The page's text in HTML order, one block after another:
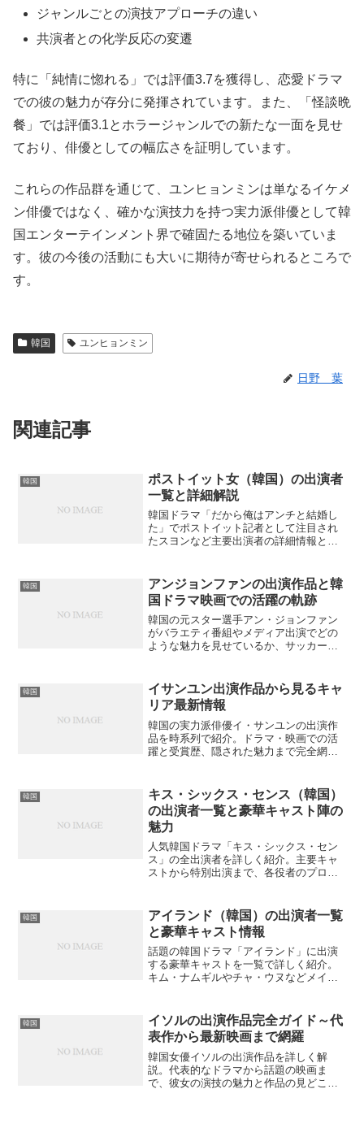
ジャンルごとの演技アプローチの違い
共演者との化学反応の変遷
特に「純情に惚れる」では評価3.7を獲得し、恋愛ドラマ
での彼の魅力が存分に発揮されています。また、「怪談晩
餐」では評価3.1とホラージャンルでの新たな一面を見せ
ており、俳優としての幅広さを証明しています。
これらの作品群を通じて、ユンヒョンミンは単なるイケメ
ン俳優ではなく、確かな演技力を持つ実力派俳優として韓
国エンターテインメント界で確固たる地位を築いていま
す。彼の今後の活動にも大いに期待が寄せられるところで
す。
韓国 ユンヒョンミン
日野 葉
関連記事
韓国
ポストイット女（韓国）の出演者
一覧と詳細解説
韓国ドラマ「だから俺はアンチと結婚し
た」でポストイット記者として注目され
たスヨンなど主要出演者の詳細情報と意
との関係性まで深堀りした情報をお届け
します。どの俳優が一番印象的でした
か？
韓国
アンジョンファンの出演作品と韓
国ドラマ映画での活躍の軌跡
韓国の元スター選手アン・ジョンファン
がバラエティ番組やメディア出演でどの
ような魅力を見せているか、サッカー以
韓国
イサンユン出演作品から見るキャ
リア最新情報
韓国の実力派俳優イ・サンユンの出演作
品を時系列で紹介。ドラマ・映画での活
躍と受賞歴、隠された魅力まで完全網
韓国
キス・シックス・センス（韓国）
の出演者一覧と豪華キャスト陣の
魅力
人気韓国ドラマ「キス・シックス・セン
ス」の全出演者を詳しく紹介。主要キャ
ストから特別出演まで、各役者のプロフ
韓国
アイランド（韓国）の出演者一覧
と豪華キャスト情報
話題の韓国ドラマ「アイランド」に出演
する豪華キャストを一覧で詳しく紹介。
キム・ナムギルやチャ・ウヌなどメイン
を見つけられるでしょうか？
韓国
イソルの出演作品完全ガイド～代
表作から最新映画まで網羅
韓国女優イソルの出演作品を詳しく解
説。代表的なドラマから話題の映画ま
で、彼女の演技の魅力と作品の見どころ